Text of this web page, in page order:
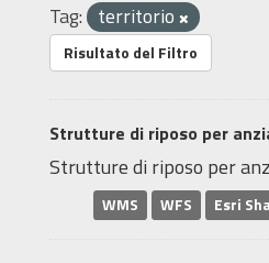
Tag: territorio
Risultato del Filtro
Strutture di riposo per
Strutture di riposo per
WMS WFS Esri